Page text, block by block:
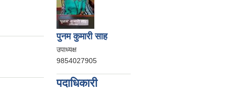
पुनम कुमारी साह
उपाध्यक्ष
9854027905
पदाधिकारी